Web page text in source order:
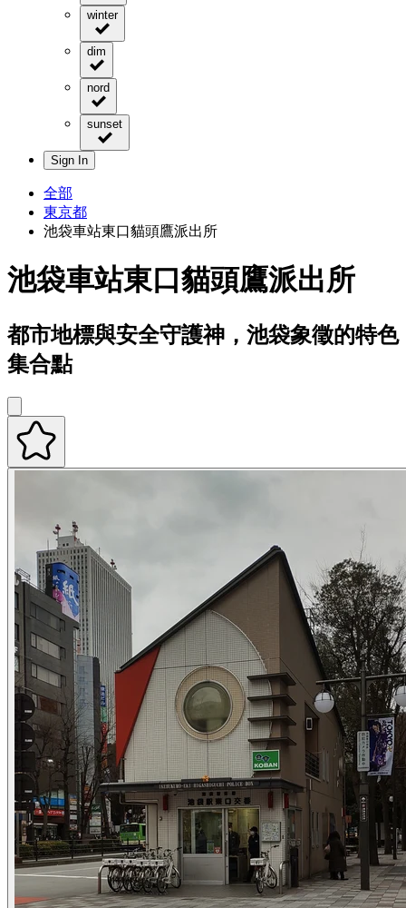
winter
dim
nord
sunset
Sign In
全部
東京都
池袋車站東口貓頭鷹派出所
池袋車站東口貓頭鷹派出所
都市地標與安全守護神，池袋象徵的特色
集合點